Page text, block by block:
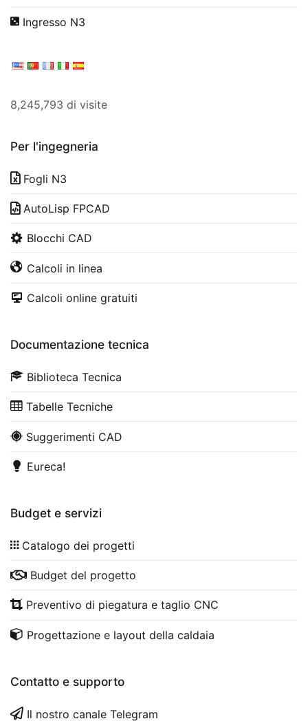
Ingresso N3
8,245,793 di visite
Per l'ingegneria
Fogli N3
AutoLisp FPCAD
Blocchi CAD
Calcoli in linea
Calcoli online gratuiti
Documentazione tecnica
Biblioteca Tecnica
Tabelle Tecniche
Suggerimenti CAD
Eureca!
Budget e servizi
Catalogo dei progetti
Budget del progetto
Preventivo di piegatura e taglio CNC
Progettazione e layout della caldaia
Contatto e supporto
Il nostro canale Telegram